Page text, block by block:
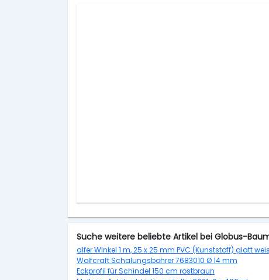
Suche weitere beliebte Artikel bei Globus-
alfer Winkel 1 m, 25 x 25 mm PVC (Kunststoff) glatt
Wolfcraft Schalungsbohrer 7683010 Ø 14 mm
Eckprofil für Schindel 150 cm rostbraun